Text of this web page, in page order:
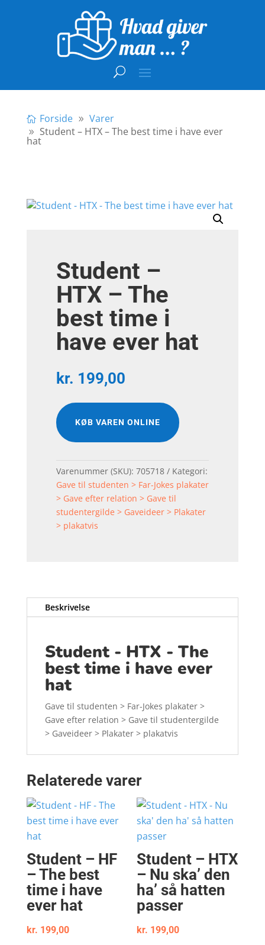
Forside
Varer
Student – HTX – The best time i have ever
hat
Student –
HTX – The
best time i
have ever hat
kr. 199,00
KØB VAREN ONLINE
Varenummer (SKU): 705718
Kategori:
Gave til studenten > Far-Jokes plakater
> Gave efter relation > Gave til
studentergilde > Gaveideer > Plakater
> plakatvis
Beskrivelse
Student - HTX - The
best time i have ever
hat
Gave til studenten > Far-Jokes plakater >
Gave efter relation > Gave til studentergilde
> Gaveideer > Plakater > plakatvis
Relaterede varer
Student – HF
– The best
time i have
ever hat
kr. 199,00
Student – HTX
– Nu ska’ den
ha’ så hatten
passer
kr. 199,00